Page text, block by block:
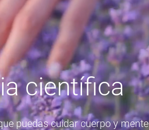
científica
puedas cuidar cuerpo y mente